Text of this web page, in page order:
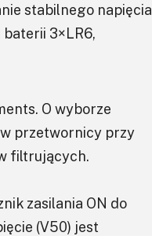
stabilnego napięcia
3×LR6,
O wyborze
przetwornicy przy
filtrujących.
zasilania ON do
(V50) jest